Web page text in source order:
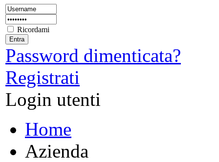
Ricordami
Password dimenticata?
Registrati
Login utenti
Home
Azienda